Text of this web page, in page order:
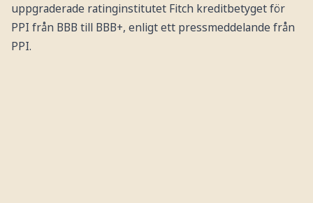
uppgraderade ratinginstitutet Fitch kreditbetyget för
PPI från BBB till BBB+, enligt ett pressmeddelande från
PPI.